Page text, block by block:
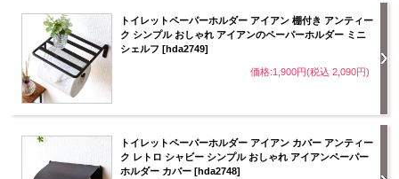
トイレットペーパーホルダー アイアン 棚付き アンティー
ク シンプル おしゃれ アイアンのペーパーホルダー ミニ
シェルフ [hda2749]
価格:1,900円(税込 2,090円)
トイレットペーパーホルダー アイアン カバー アンティー
ク レトロ シャビー シンプル おしゃれ アイアンペーパー
ホルダー カバー [hda2748]